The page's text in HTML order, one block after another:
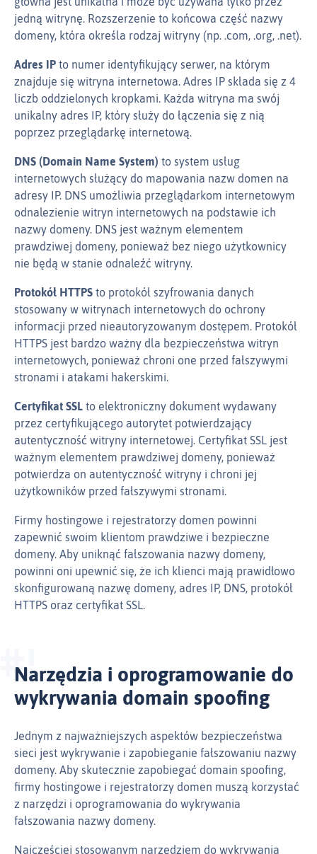
jedną witrynę. Rozszerzenie to końcowa część nazwy
domeny, która określa rodzaj witryny (np. .com, .org, .net).
Adres IP to numer identyfikujący serwer, na którym
znajduje się witryna internetowa. Adres IP składa się z 4
liczb oddzielonych kropkami. Każda witryna ma swój
unikalny adres IP, który służy do łączenia się z nią
poprzez przeglądarkę internetową.
DNS (Domain Name System) to system usług
internetowych służący do mapowania nazw domen na
adresy IP. DNS umożliwia przeglądarkom internetowym
odnalezienie witryn internetowych na podstawie ich
nazwy domeny. DNS jest ważnym elementem
prawdziwej domeny, ponieważ bez niego użytkownicy
nie będą w stanie odnaleźć witryny.
Protokół HTTPS to protokół szyfrowania danych
stosowany w witrynach internetowych do ochrony
informacji przed nieautoryzowanym dostępem. Protokół
HTTPS jest bardzo ważny dla bezpieczeństwa witryn
internetowych, ponieważ chroni one przed fałszywymi
stronami i atakami hakerskimi.
Certyfikat SSL to elektroniczny dokument wydawany
przez certyfikującego autorytet potwierdzający
autentyczność witryny internetowej. Certyfikat SSL jest
ważnym elementem prawdziwej domeny, ponieważ
potwierdza on autentyczność witryny i chroni jej
użytkowników przed fałszywymi stronami.
Firmy hostingowe i rejestratorzy domen powinni
zapewnić swoim klientom prawdziwe i bezpieczne
domeny. Aby uniknąć fałszowania nazwy domeny,
powinni oni upewnić się, że ich klienci mają prawidłowo
skonfigurowaną nazwę domeny, adres IP, DNS, protokół
HTTPS oraz certyfikat SSL.
Narzędzia i oprogramowanie do
wykrywania domain spoofing
Jednym z najważniejszych aspektów bezpieczeństwa
sieci jest wykrywanie i zapobieganie fałszowaniu nazwy
domeny. Aby skutecznie zapobiegać domain spoofing,
firmy hostingowe i rejestratorzy domen muszą korzystać
z narzędzi i oprogramowania do wykrywania
fałszowania nazwy domeny.
Najczęściej stosowanym narzędziem do wykrywania